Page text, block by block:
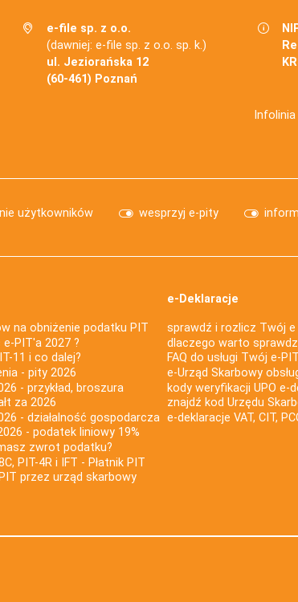
e-file sp. z o.o.
(dawniej: e-file sp. z o.o. sp. k.)
ul. Jeziorańska 12
(60-461) Poznań
użytkowników wesprzyj e-pity
na obniżenie podatku PIT
e-PIT'a 2027 ?
11 i co dalej?
- pity 2026
- przykład, broszura
za 2026
- działalność gospodarcza
- podatek liniowy 19%
zwrot podatku?
PIT-4R i IFT - Płatnik PIT
przez urząd skarbowy
e-Deklaracje
sprawdź i rozlicz Twój e
dlaczego warto
FAQ do usługi Twój e-PIT
e-Urząd Skarbowy
kody weryfikacji UPO e-
znajdź kod Urzędu
e-deklaracje VAT, CIT,